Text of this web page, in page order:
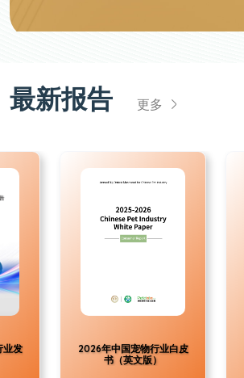
最新报告 更多
业发
2026年中国宠物行业白皮
书（英文版）